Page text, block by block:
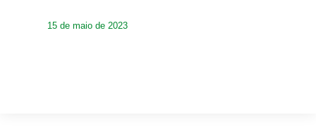
15 de maio de 2023